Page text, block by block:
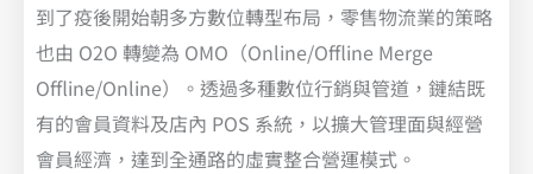
到了疫後開始朝多方數位轉型布局，零售物流業的策略
也由 O2O 轉變為 OMO（Online/Offline Merge
Offline/Online）。透過多種數位行銷與管道，鏈結既
有的會員資料及店內 POS 系統，以擴大管理面與經營
會員經濟，達到全通路的虛實整合營運模式。